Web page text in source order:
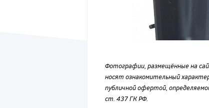
Фотографии, размещённые на
носят ознакомительный
публичной офертой,
ст. 437 ГК РФ.